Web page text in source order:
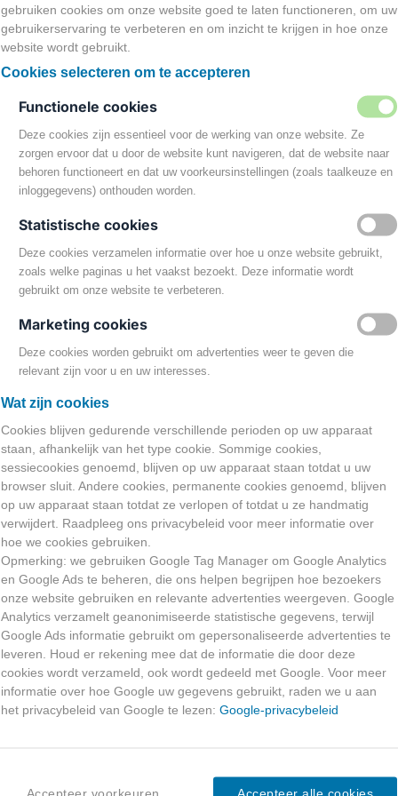
dan 16 is. Wij raden ouders dan ook aan betrokken te
zonder ouderlijke toestemming. Als u ervan overtuigd
neem dan contact met ons op en wij verwijderen
volgende doeleinden:
om onze dienstverlening uit te kunnen voeren.
en producten.
om daarmee de website te verbeteren en het aanbod
wij hier wettelijk toe verplicht zijn, zoals gegevens die wij
verwerkingen beslissingen over zaken die
of -systemen, zonder dat daar een
dan strikt noodzakelijk is om de doelen te realiseren
laten verwijderen. Dit kan door uw verzoek per post naar
van toepassing is, kunnen uw gegevens pas na de
met derden indien dit noodzakelijk is voor het uitvoeren van
tot de gegevens die zij nodig hebben om hun opdracht
om te zorgen voor eenzelfde niveau van beveiliging en
Een cookie is een klein tekstbestand dat bij het eerste
tekstbestand kan informatie worden gehaald.
Deze zorgen ervoor dat de website naar
Met informatie uit deze cookies kunnen we de website
geïnformeerd over deze cookies en toestemming gevraagd
zo in te stellen dat deze geen cookies meer opslaat.
gebruiken cookies om onze website goed te laten functioneren, om uw
gebruikerservaring te verbeteren en om inzicht te krijgen in hoe onze
website wordt gebruikt.
Cookies selecteren om te accepteren
Functionele cookies
Deze cookies zijn essentieel voor de werking van onze website. Ze
zorgen ervoor dat u door de website kunt navigeren, dat de website naar
behoren functioneert en dat uw voorkeursinstellingen (zoals taalkeuze en
inloggegevens) onthouden worden.
Statistische cookies
Deze cookies verzamelen informatie over hoe u onze website gebruikt,
zoals welke paginas u het vaakst bezoekt. Deze informatie wordt
gebruikt om onze website te verbeteren.
Marketing cookies
Deze cookies worden gebruikt om advertenties weer te geven die
relevant zijn voor u en uw interesses.
Wat zijn cookies
Cookies blijven gedurende verschillende perioden op uw apparaat
staan, afhankelijk van het type cookie. Sommige cookies,
sessiecookies genoemd, blijven op uw apparaat staan ​​totdat u uw
browser sluit. Andere cookies, permanente cookies genoemd, blijven
op uw apparaat staan ​​totdat ze verlopen of totdat u ze handmatig
verwijdert. Raadpleeg ons privacybeleid voor meer informatie over
hoe we cookies gebruiken.
Opmerking: we gebruiken Google Tag Manager om Google Analytics
en Google Ads te beheren, die ons helpen begrijpen hoe bezoekers
onze website gebruiken en relevante advertenties weergeven. Google
Analytics verzamelt geanonimiseerde statistische gegevens, terwijl
Google Ads informatie gebruikt om gepersonaliseerde advertenties te
leveren. Houd er rekening mee dat de informatie die door deze
cookies wordt verzameld, ook wordt gedeeld met Google. Voor meer
informatie over hoe Google uw gegevens gebruikt, raden we u aan
het privacybeleid van Google te lezen: Google-privacybeleid
Accepteer voorkeuren Accepteer alle cookies